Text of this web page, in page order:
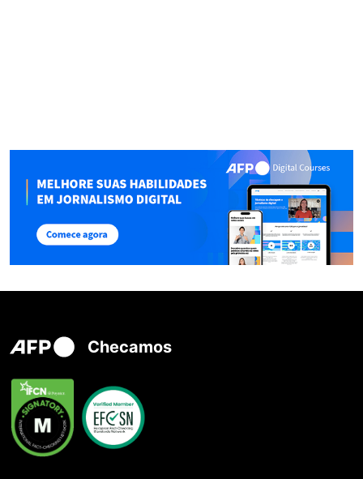
Checamos